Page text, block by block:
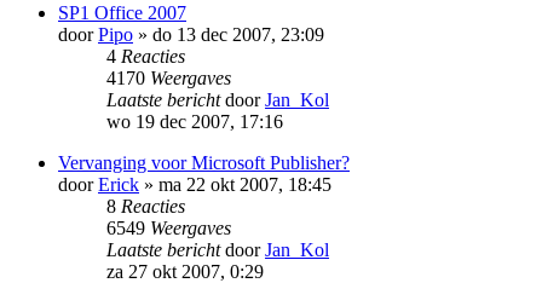
SP1 Office 2007
doorPipo » do 13 dec 2007, 23:09
4 Reacties
4170 Weergaves
Laatste berichtdoorJan_Kol
wo 19 dec 2007, 17:16
Vervanging voor Microsoft Publisher?
doorErick » ma 22 okt 2007, 18:45
8 Reacties
6549 Weergaves
Laatste berichtdoorJan_Kol
za 27 okt 2007, 0:29